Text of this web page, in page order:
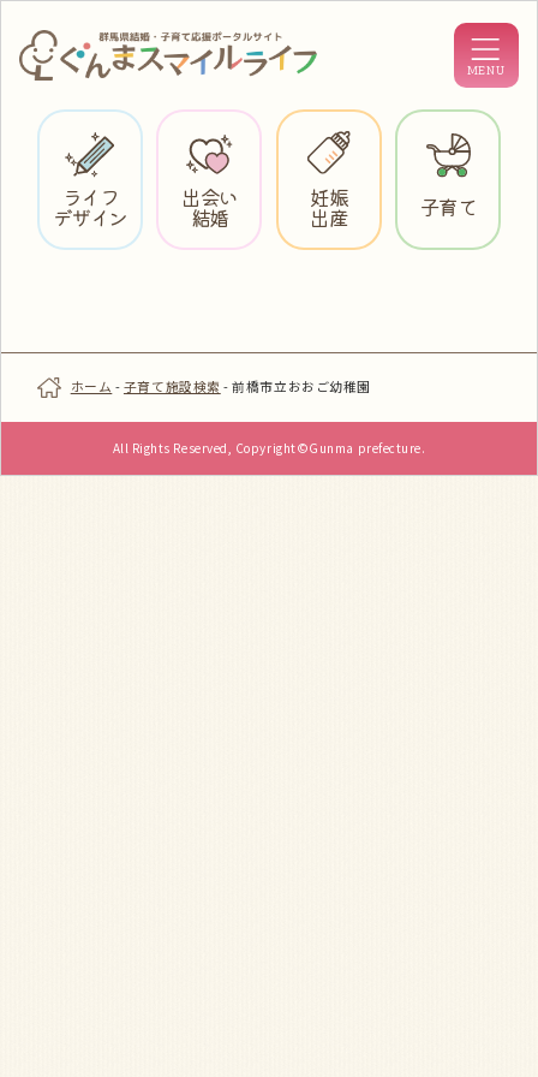
ライフ
デザイン
出会い
結婚
妊娠
出産 子育て
ホーム -子育て施設検索 -前橋市立おおご幼稚園
All Rights Reserved, Copyright©Gunma prefecture.